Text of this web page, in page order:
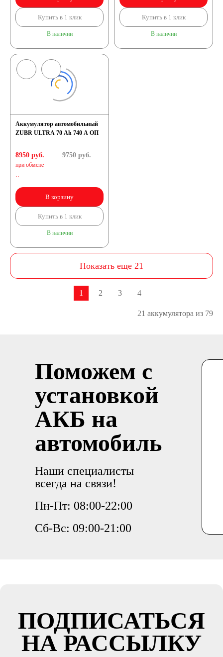
Купить в 1 клик
В наличии
Купить в 1 клик
В наличии
Аккумулятор автомобильный
ZUBR ULTRA 70 Ah 740 A ОП
8950 руб.
при обмене
..
9750руб.
В корзину
Купить в 1 клик
В наличии
Показать еще 21
1 2 3 4
21 аккумулятора из 79
Поможем с
установкой
АКБ на
автомобиль
Наши специалисты
всегда на связи!
Пн-Пт: 08:00-22:00
Сб-Вс: 09:00-21:00
ПОДПИСАТЬСЯ
НА РАССЫЛКУ